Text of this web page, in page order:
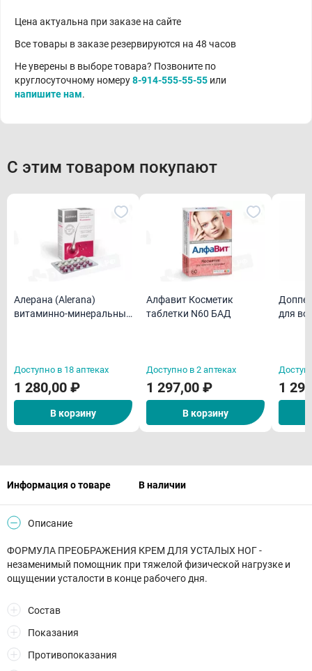
Цена актуальна при заказе на сайте
Все товары в заказе резервируются на 48 часов
Не уверены в выборе товара? Позвоните по
круглосуточному номеру8-914-555-55-55 или
напишите нам.
С этим товаром покупают
Алерана (Alerana)
витаминно-минеральный
Доступно в 18 аптеках
1 280,00 ₽
В корзину
Алфавит Косметик
таблетки N60 БАД
Доступно в 2 аптеках
1 297,00 ₽
В корзину
для
1
Информация о товаре В наличии
Описание
ФОРМУЛА ПРЕОБРАЖЕНИЯ КРЕМ ДЛЯ УСТАЛЫХ НОГ -
незаменимый помощник при тяжелой физической нагрузке и
ощущении усталости в конце рабочего дня.
Состав
Показания
Противопоказания